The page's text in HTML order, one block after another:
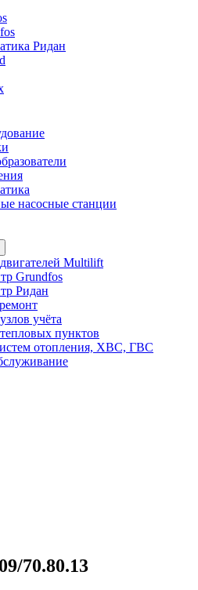
Ридан
насосные станции
Multilift
Grundfos
Ридан
учёта
пунктов
отопления, ХВС, ГВС
70.80.13